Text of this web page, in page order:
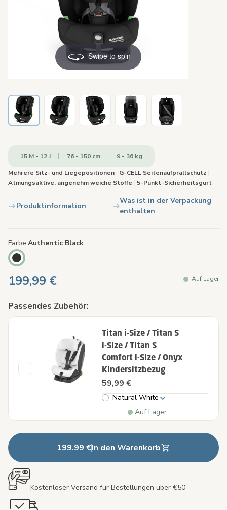
Swipe to spin
15 M - 12 J 76 - 150 cm
9 - 36 kg
Mehrere Sitz- und Liegepositionen
G-CELL Seitenaufprallschutz
Atmungsaktive, angenehm weiche Stoffe
5-Punkt-Sicherheitsgurt
Produktinformation
Was ist in der Verpackung
enthalten
Farbe Authentic Black
199,99 € Auf Lager
Passendes Zubehör:
Titan i-Size / Titan S
i-Size / Titan S
Comfort i-Size / Onyx
Kindersitzbezug
59,99 €
Natural White
Auf Lager
199.99 €In den Warenkorb
Kostenloser Versand für Bestellungen über €50